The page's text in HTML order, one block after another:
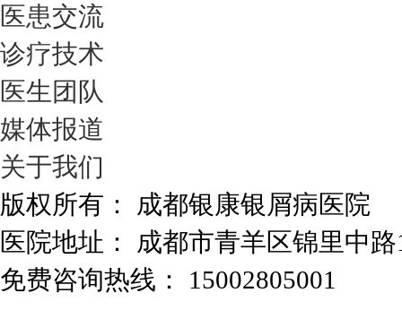
医患交流
诊疗技术
医生团队
媒体报道
关于我们
版权所有： 成都银康银屑病医院
医院地址： 成都市青羊区锦里中
免费咨询热线： 15002805001